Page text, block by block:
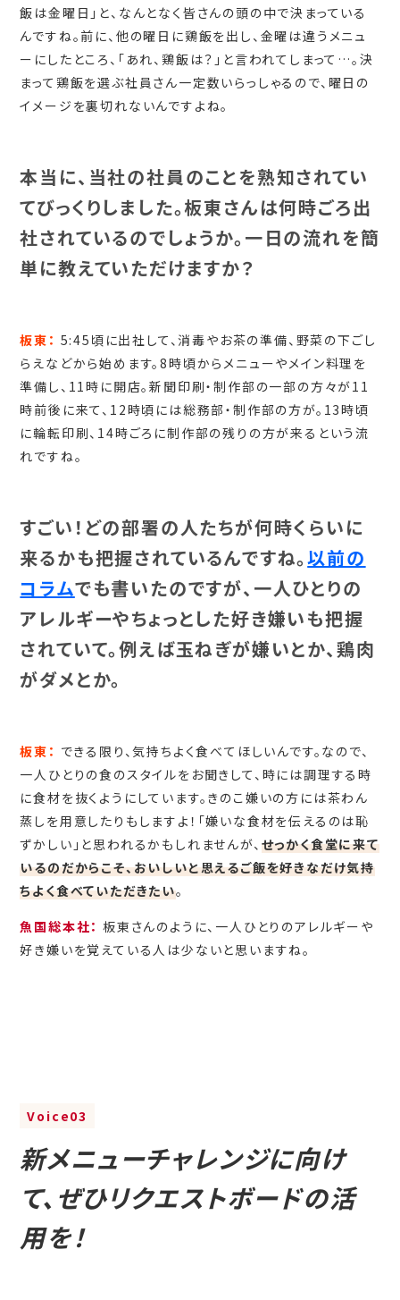
飯は金曜日」と、なんとなく皆さんの頭の中で決まっている
んですね。前に、他の曜日に鶏飯を出し、金曜は違うメニュ
ーにしたところ、「あれ、鶏飯は？」と言われてしまって…。決
まって鶏飯を選ぶ社員さん一定数いらっしゃるので、曜日の
イメージを裏切れないんですよね。
本当に、当社の社員のことを熟知されてい
てびっくりしました。板東さんは何時ごろ出
社されているのでしょうか。一日の流れを簡
単に教えていただけますか？
板東： 5:45頃に出社して、消毒やお茶の準備、野菜の下ごし
らえなどから始めます。8時頃からメニューやメイン料理を
準備し、11時に開店。新聞印刷・制作部の一部の方々が11
時前後に来て、12時頃には総務部・制作部の方が。13時頃
に輪転印刷、14時ごろに制作部の残りの方が来るという流
れですね。
すごい！どの部署の人たちが何時くらいに
来るかも把握されているんですね。以前の
コラムでも書いたのですが、一人ひとりの
アレルギーやちょっとした好き嫌いも把握
されていて。例えば玉ねぎが嫌いとか、鶏肉
がダメとか。
板東： できる限り、気持ちよく食べてほしいんです。なので、
一人ひとりの食のスタイルをお聞きして、時には調理する時
に食材を抜くようにしています。きのこ嫌いの方には茶わん
蒸しを用意したりもしますよ！「嫌いな食材を伝えるのは恥
ずかしい」と思われるかもしれませんが、 せっかく食堂に来て
いるのだからこそ、おいしいと思えるご飯を好きなだけ気持
ちよく食べていただきたい。
魚国総本社： 板東さんのように、一人ひとりのアレルギーや
好き嫌いを覚えている人は少ないと思いますね。
Voice03
新メニューチャレンジに向け
て、ぜひリクエストボードの活
用を！